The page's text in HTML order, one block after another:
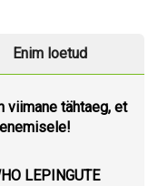
Enim loetud
viimane tähtaeg, et
LEPINGUTE